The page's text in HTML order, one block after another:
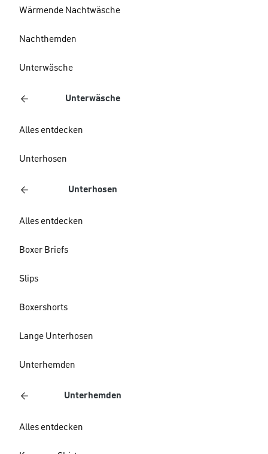
Wärmende Nachtwäsche
Nachthemden
Unterwäsche
Unterwäsche
Alles entdecken
Unterhosen
Unterhosen
Alles entdecken
Boxer Briefs
Slips
Boxershorts
Lange Unterhosen
Unterhemden
Unterhemden
Alles entdecken